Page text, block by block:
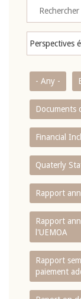
- Any -
Documents
Financial
Quaterly
Rapport
Rapport
l'UEMOA
Rapport
paiement